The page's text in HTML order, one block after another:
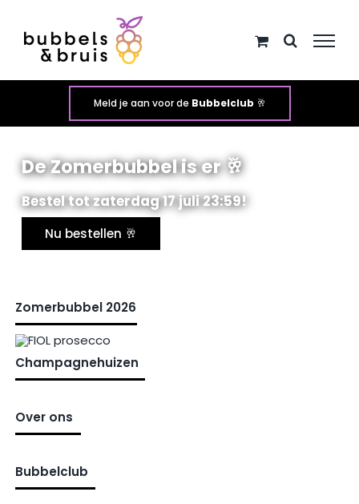
naar
Meld je aan voor de Bubbelclub 🥂
De Zomerbubbel is er 🥂
Bestel tot zaterdag 17 juli 23:59!
Nu bestellen 🥂
Zomerbubbel 2026
Champagnehuizen
Over ons
Bubbelclub